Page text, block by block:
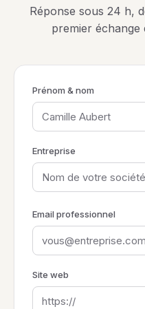
Réponse sous 24 h,
premier échange
Prénom & nom
Entreprise
Email professionnel
Site web